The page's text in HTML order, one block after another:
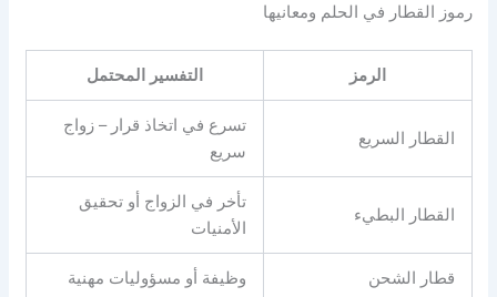
رموز القطار في الحلم ومعانيها
الرمز التفسير المحتمل
القطار السريع
تسرع في اتخاذ قرار – زواج
سريع
القطار البطيء
تأخر في الزواج أو تحقيق
الأمنيات
قطار الشحن وظيفة أو مسؤوليات مهنية